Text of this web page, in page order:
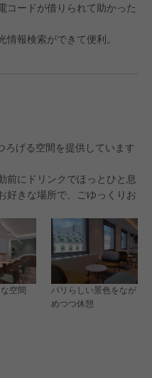
コードが借りられて助かった
情報検索ができて便利。
ろげる空間を提供しています
前にドリンクでほっとひと息
好きな場所で、ごゆっくりお
空間
パリらしい景色をなが
めつつ休憩